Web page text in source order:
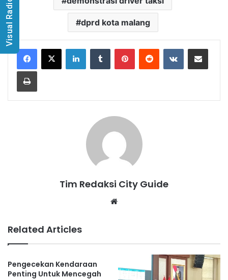
dprd kota malang
LinkedInTumblr PinterestReddit VKontakteShare via Email
Print
Tim Redaksi City Guide
Related Articles
Pengecekan Kendaraan
Penting Untuk Mencegah
Visual Radio